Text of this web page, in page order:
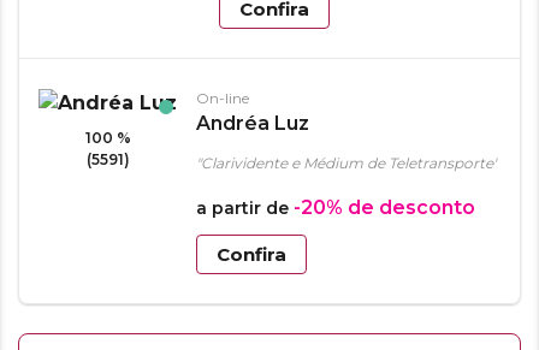
Confira
100 %
(5591)
On-line
Andréa Luz
"Clarividente e Médium de Teletransporte"
a partir de -20% de desconto
Confira